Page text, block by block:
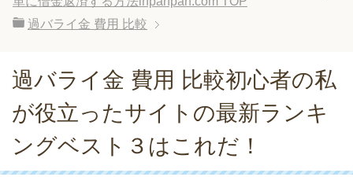
過バライ金 費用 比較
過バライ金 費用 比較初心者の私
が役立ったサイトの最新ランキ
ングベスト３はこれだ！